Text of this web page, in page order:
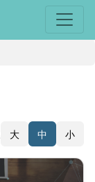
選單
大 中 小